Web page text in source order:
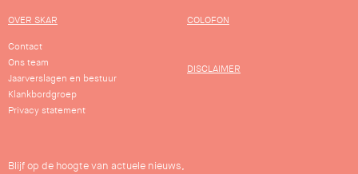
OVER SKAR
Contact
Ons team
Jaarverslagen en bestuur
Klankbordgroep
Privacy statement
COLOFON
DISCLAIMER
Blijf op de hoogte van actuele nieuws,